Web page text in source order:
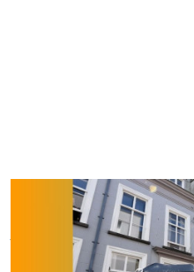
Kom je eigen Breda Jazz
jaar maken we er tijdens het
groot feest van. En daar